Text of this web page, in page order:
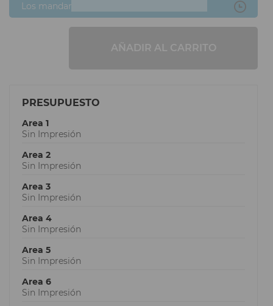
Los mandaré después
AÑADIR AL CARRITO
PRESUPUESTO
Area 1
Sin Impresión
Area 2
Sin Impresión
Area 3
Sin Impresión
Area 4
Sin Impresión
Area 5
Sin Impresión
Area 6
Sin Impresión